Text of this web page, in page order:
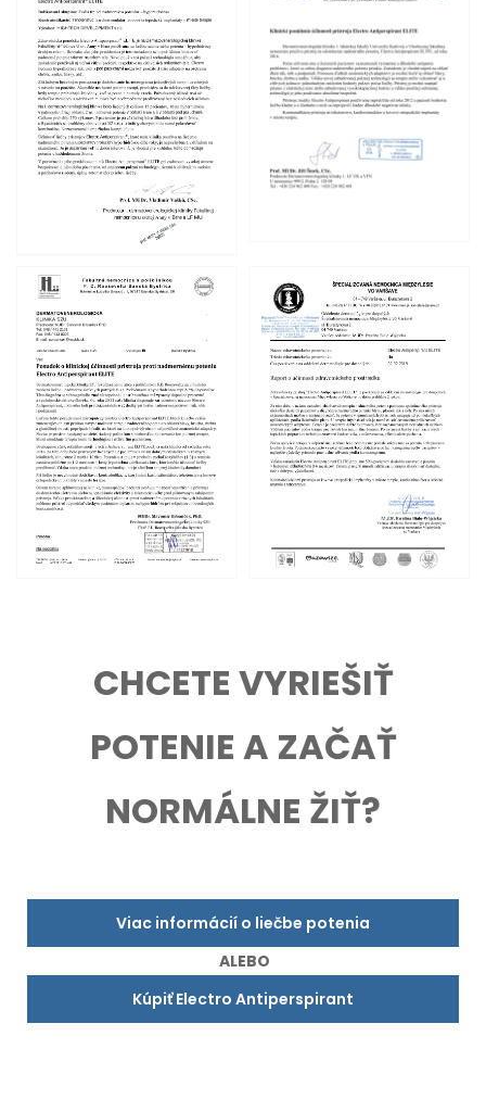
CHCETE VYRIEŠIŤ
POTENIE A ZAČAŤ
NORMÁLNE ŽIŤ?
Viac informácií o liečbe potenia
ALEBO
Kúpiť Electro Antiperspirant